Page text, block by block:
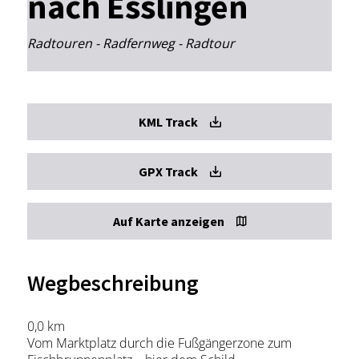
Radtouren - Radfernweg - Radtour
KML Track
GPX Track
Auf Karte anzeigen
Wegbeschreibung
0,0 km
Vom Marktplatz durch die Fußgängerzone zum